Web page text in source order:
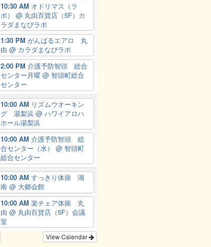
10:30 AM オドリマス（ラ
ボ） @ 丸由百貨店（5F）カ
ラダまなびラボ
1:30 PM がんばるエアロ 丸
由 @ カラダまなびラボ
2:00 PM 介護予防智頭 総合
センター月曜 @ 智頭町総合
センター
10:00 AM リズムウオーキン
グ 湯梨浜 @ ハワイアロハ
ホール湯梨浜
10:00 AM 介護予防智頭 総
合センター（水） @ 智頭町
総合センター
10:00 AM すっきり体操 湖
南 @ 大郷会館
10:00 AM 楽チェア体操 丸
由 @ 丸由百貨店（5F）会議
室
View Calendar